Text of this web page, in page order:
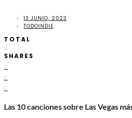
13 JUNIO, 2023
TODOINDIE
TOTAL
0
SHARES
0
0
0
Las 10 canciones sobre Las Vegas